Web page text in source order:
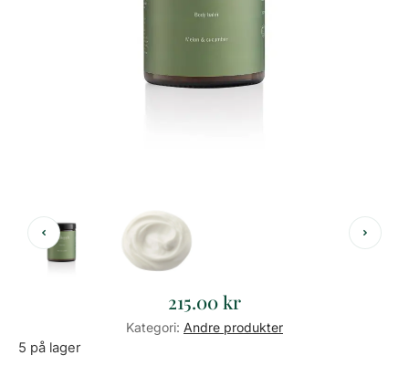
215.00kr
Kategori: Andre produkter
5 på lager